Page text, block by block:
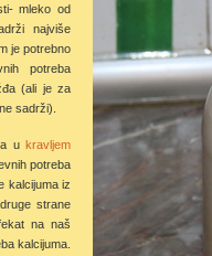
mleko od
najviše
je potrebno
potreba
(ali je za
sadrži).
u kravljem
potreba
kalcijuma iz
strane
na naš
kalcijuma.